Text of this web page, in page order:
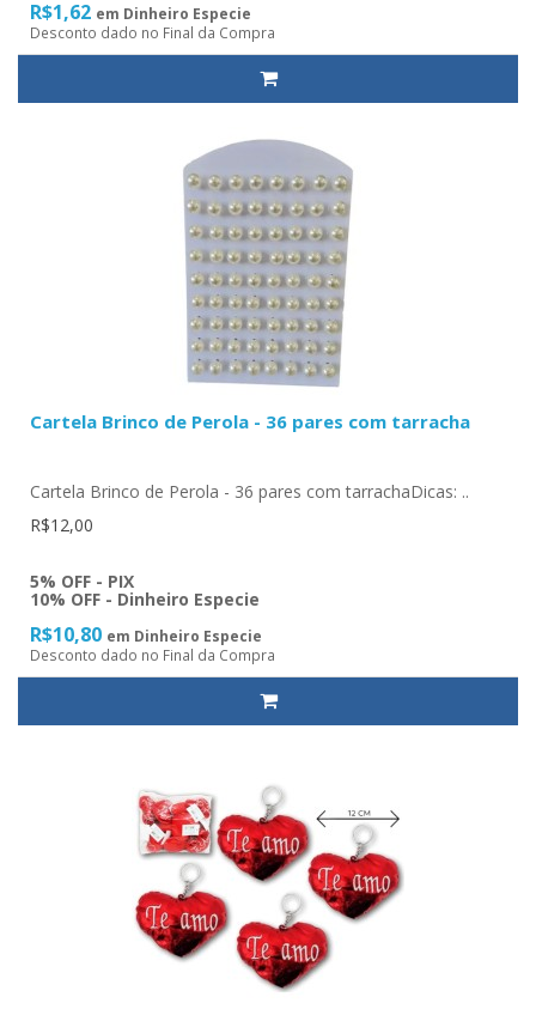
R$1,62 em Dinheiro Especie
Desconto dado no Final da Compra
Cartela Brinco de Perola - 36 pares com tarracha
Cartela Brinco de Perola - 36 pares com tarrachaDicas: ..
R$12,00
5% OFF - PIX
10% OFF - Dinheiro Especie
R$10,80 em Dinheiro Especie
Desconto dado no Final da Compra